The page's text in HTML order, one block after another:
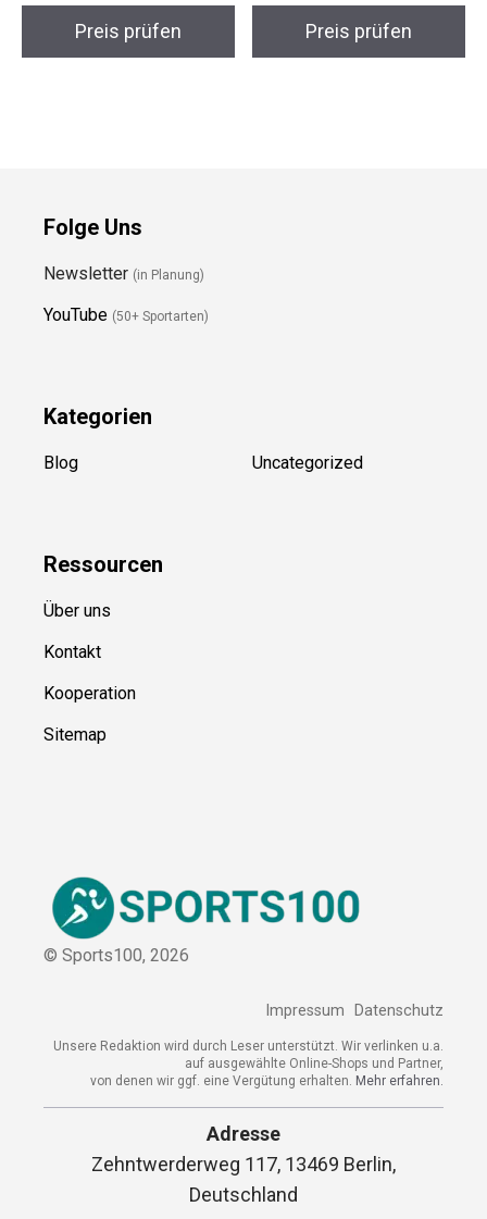
Preis prüfen Preis prüfen
Folge Uns
Newsletter (in Planung)
YouTube (50+ Sportarten)
Kategorien
Blog Uncategorized
Ressourcen
Über uns
Kontakt
Kooperation
Sitemap
© Sports100, 2026
Impressum Datenschutz
Unsere Redaktion wird durch Leser unterstützt. Wir verlinken u.a.
auf ausgewählte Online-Shops und Partner,
von denen wir ggf. eine Vergütung erhalten. Mehr erfahren.
Adresse
Zehntwerderweg 117, 13469 Berlin,
Deutschland